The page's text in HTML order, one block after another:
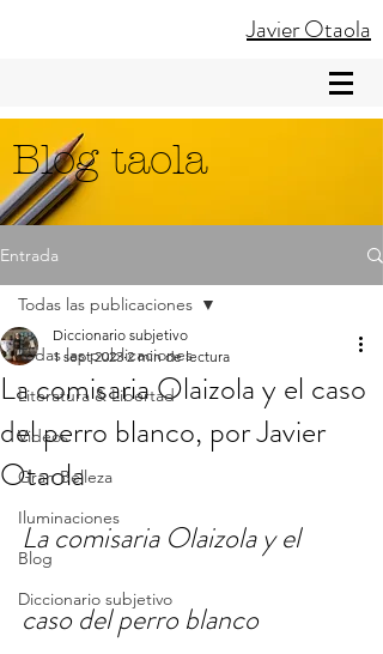
Javier Otaola
Blog taola
Entrada
Todas las publicaciones
Literatura & Libertad
Videos
Gran Belleza
Iluminaciones
Blog
Diccionario subjetivo
Todas las publicaciones
La comisaria Olaizola y el caso
del perro blanco, por Javier
Otaola
Diccionario subjetivo
1 sept 2023 2 min de lectura
La comisaria Olaizola y el
caso del perro blanco